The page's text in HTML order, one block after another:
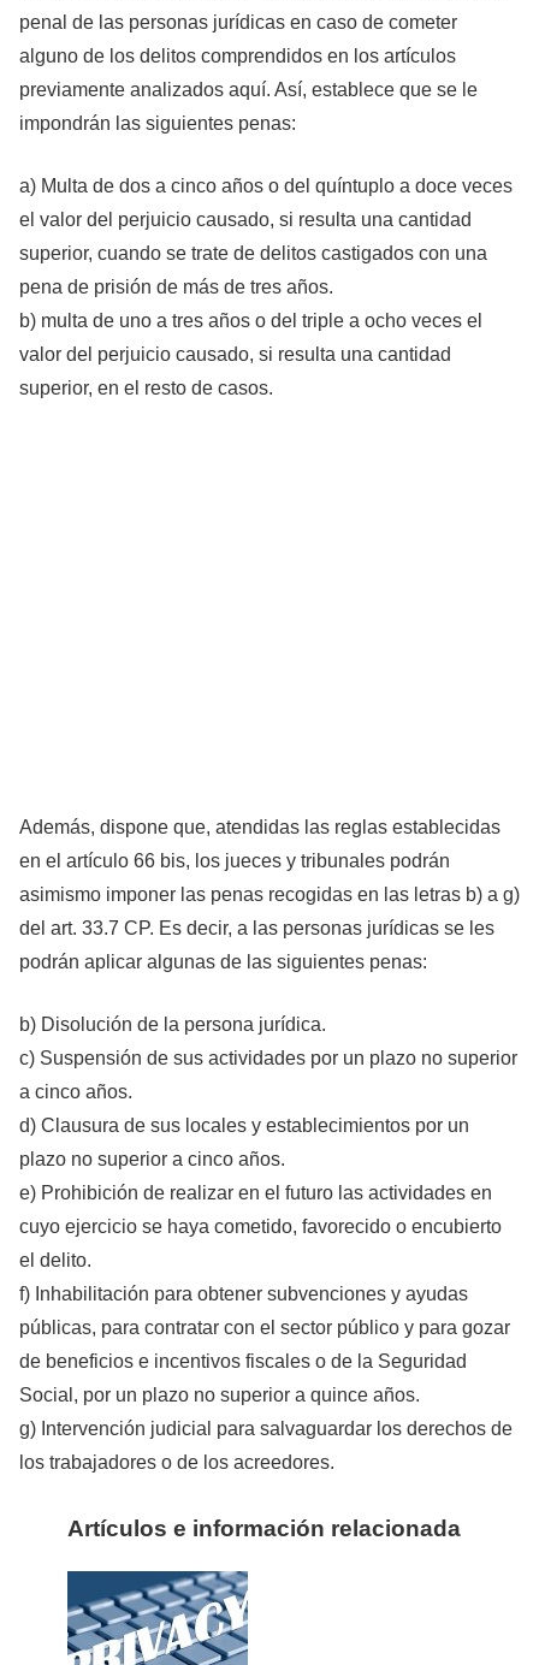
penal de las personas jurídicas en caso de cometer
alguno de los delitos comprendidos en los artículos
previamente analizados aquí. Así, establece que se le
impondrán las siguientes penas:
a) Multa de dos a cinco años o del quíntuplo a doce veces
el valor del perjuicio causado, si resulta una cantidad
superior, cuando se trate de delitos castigados con una
pena de prisión de más de tres años.
b) multa de uno a tres años o del triple a ocho veces el
valor del perjuicio causado, si resulta una cantidad
superior, en el resto de casos.
Además, dispone que, atendidas las reglas establecidas
en el artículo 66 bis, los jueces y tribunales podrán
asimismo imponer las penas recogidas en las letras b) a g)
del art. 33.7 CP. Es decir, a las personas jurídicas se les
podrán aplicar algunas de las siguientes penas:
b) Disolución de la persona jurídica.
c) Suspensión de sus actividades por un plazo no superior
a cinco años.
d) Clausura de sus locales y establecimientos por un
plazo no superior a cinco años.
e) Prohibición de realizar en el futuro las actividades en
cuyo ejercicio se haya cometido, favorecido o encubierto
el delito.
f) Inhabilitación para obtener subvenciones y ayudas
públicas, para contratar con el sector público y para gozar
de beneficios e incentivos fiscales o de la Seguridad
Social, por un plazo no superior a quince años.
g) Intervención judicial para salvaguardar los derechos de
los trabajadores o de los acreedores.
Artículos e información relacionada